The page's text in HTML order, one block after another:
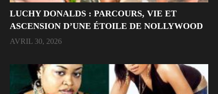
LUCHY DONALDS : PARCOURS, VIE ET
ASCENSION D’UNE ÉTOILE DE NOLLYWOOD
AVRIL 30, 2026